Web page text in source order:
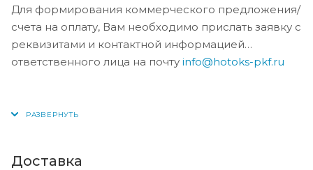
Для формирования коммерческого предложения/
счета на оплату, Вам необходимо прислать заявку с
реквизитами и контактной информацией
ответственного лица на почту info@hotoks-pkf.ru
Доставка